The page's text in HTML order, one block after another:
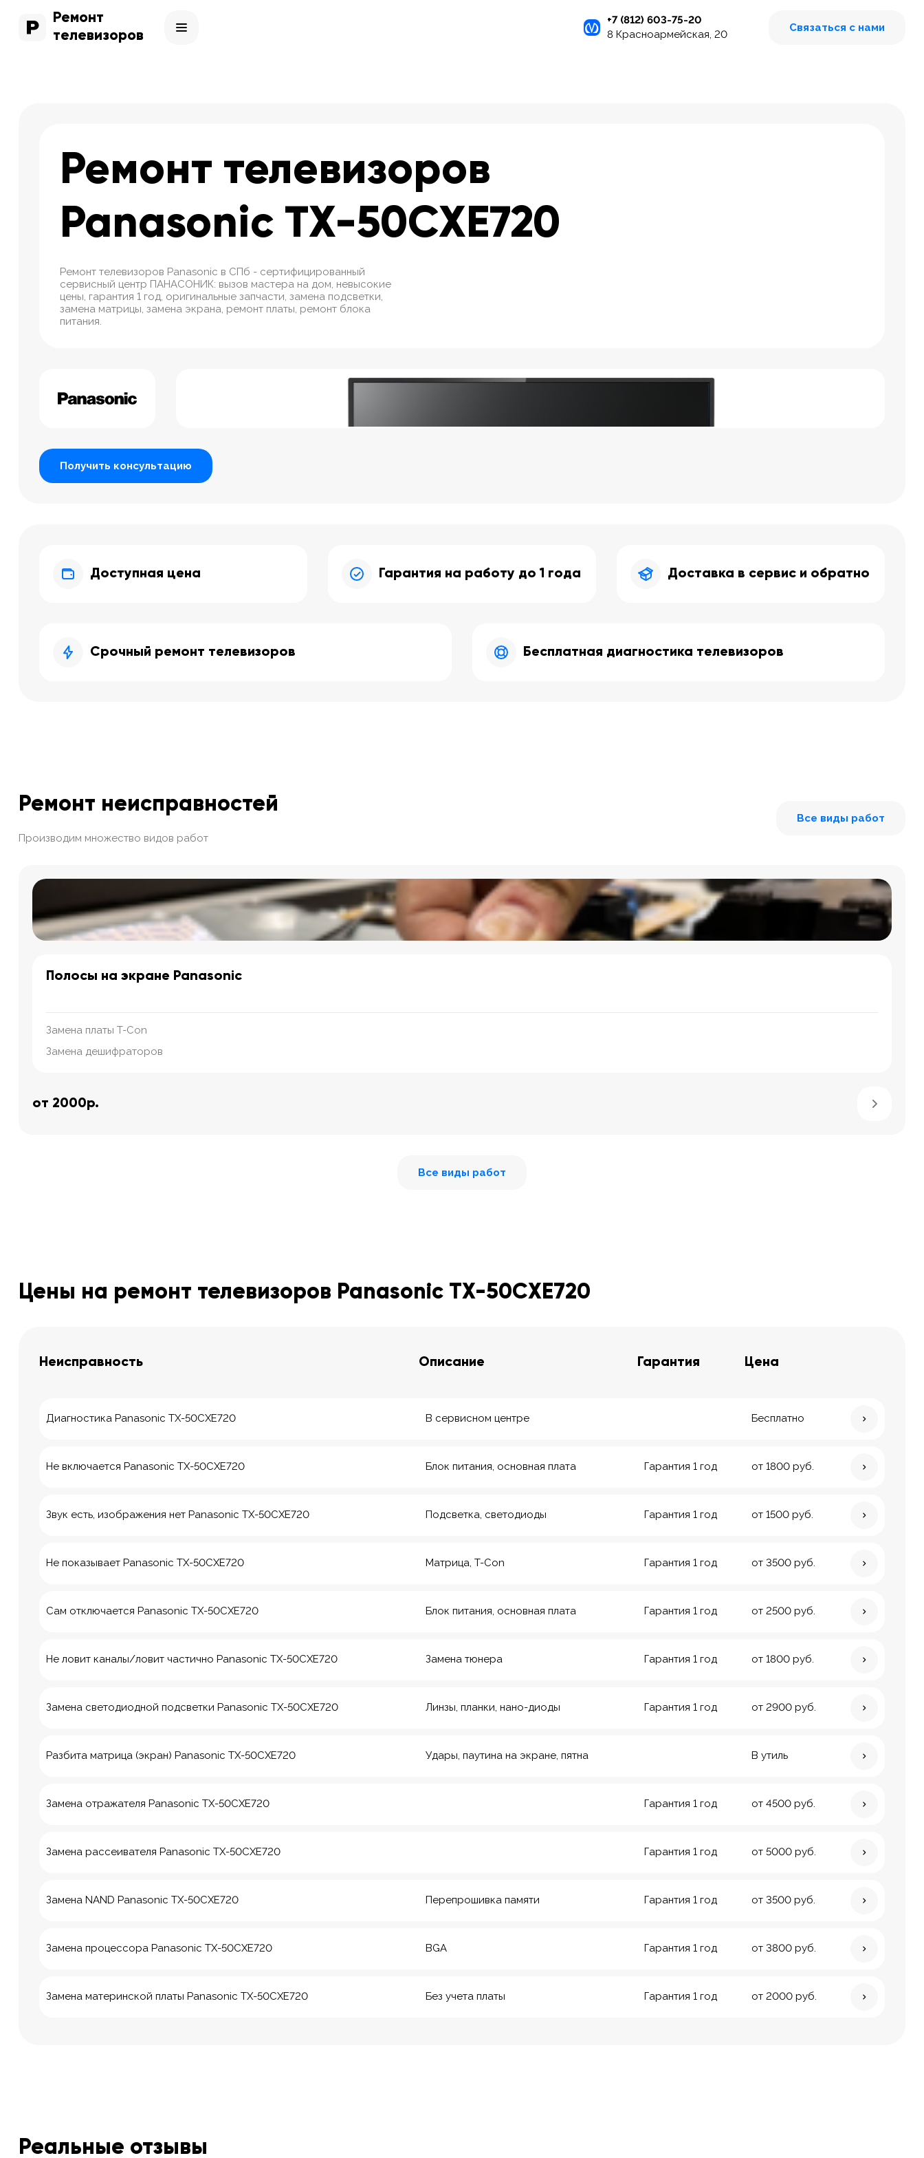
Ремонт
телевизоров
+7 (812) 603-75-20
8 Красноармейская, 20
Связаться с нами
Ремонт телевизоров
Panasonic TX-50CXE720
Ремонт телевизоров Panasonic в СПб - сертифицированный
сервисный центр ПАНАСОНИК: вызов мастера на дом, невысокие
цены, гарантия 1 год, оригинальные запчасти, замена подсветки,
замена матрицы, замена экрана, ремонт платы, ремонт блока
питания.
Получить консультацию
Доступная цена Гарантия на работу до 1 года Доставка в сервис и обратно
Срочный ремонт телевизоров Бесплатная диагностика телевизоров
Ремонт неисправностей
Производим множество видов работ
Все виды работ
Полосы на экране Panasonic
Замена платы T-Con
Замена дешифраторов
от 2000р.
Все виды работ
Цены на ремонт телевизоров Panasonic TX-50CXE720
Неисправность Описание Гарантия Цена
Диагностика Panasonic TX-50CXE720 В сервисном центре Бесплатно
Не включается Panasonic TX-50CXE720 Блок питания, основная плата Гарантия 1 год от 1800 руб.
Звук есть, изображения нет Panasonic TX-50CXE720 Подсветка, светодиоды Гарантия 1 год от 1500 руб.
Не показывает Panasonic TX-50CXE720 Матрица, T-Con Гарантия 1 год от 3500 руб.
Сам отключается Panasonic TX-50CXE720 Блок питания, основная плата Гарантия 1 год от 2500 руб.
Не ловит каналы/ловит частично Panasonic TX-50CXE720 Замена тюнера Гарантия 1 год от 1800 руб.
Замена светодиодной подсветки Panasonic TX-50CXE720 Линзы, планки, нано-диоды Гарантия 1 год от 2900 руб.
Разбита матрица (экран) Panasonic TX-50CXE720 Удары, паутина на экране, пятна В утиль
Замена отражателя Panasonic TX-50CXE720 Гарантия 1 год от 4500 руб.
Замена рассеивателя Panasonic TX-50CXE720 Гарантия 1 год от 5000 руб.
Замена NAND Panasonic TX-50CXE720 Перепрошивка памяти Гарантия 1 год от 3500 руб.
Замена процессора Panasonic TX-50CXE720 BGA Гарантия 1 год от 3800 руб.
Замена материнской платы Panasonic TX-50CXE720 Без учета платы Гарантия 1 год от 2000 руб.
Реальные отзывы
8 Красноармейская, 20